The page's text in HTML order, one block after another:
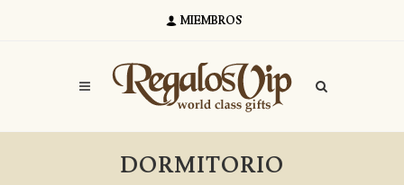
MIEMBROS
DORMITORIO